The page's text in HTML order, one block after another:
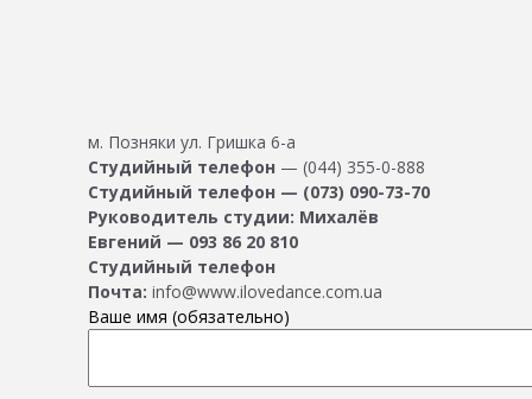
м. Позняки ул. Гришка 6-а
Студийный телефон — (044) 355-0-888
Студийный телефон — (073) 090-73-70
Руководитель студии: Михалёв
Евгений — 093 86 20 810
Студийный телефон
Почта: info@www.ilovedance.com.ua
Ваше имя (обязательно)